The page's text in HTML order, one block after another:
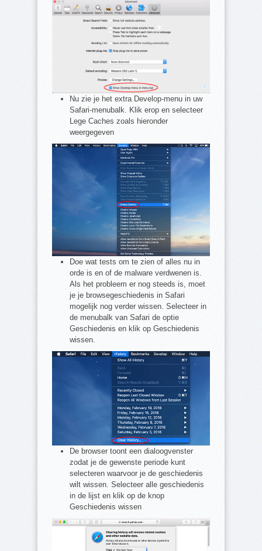
Nu zie je het extra Develop-menu in uw
Safari-menubalk. Klik erop en selecteer
Lege Caches zoals hieronder
weergegeven
Doe wat tests om te zien of alles nu in
orde is en of de malware verdwenen is.
Als het probleem er nog steeds is, moet
je je browsegeschiedenis in Safari
mogelijk nog verder wissen. Selecteer in
de menubalk van Safari de optie
Geschiedenis en klik op Geschiedenis
wissen.
De browser toont een dialoogvenster
zodat je de gewenste periode kunt
selecteren waarvoor je de geschiedenis
wilt wissen. Selecteer alle geschiedenis
in de lijst en klik op de knop
Geschiedenis wissen